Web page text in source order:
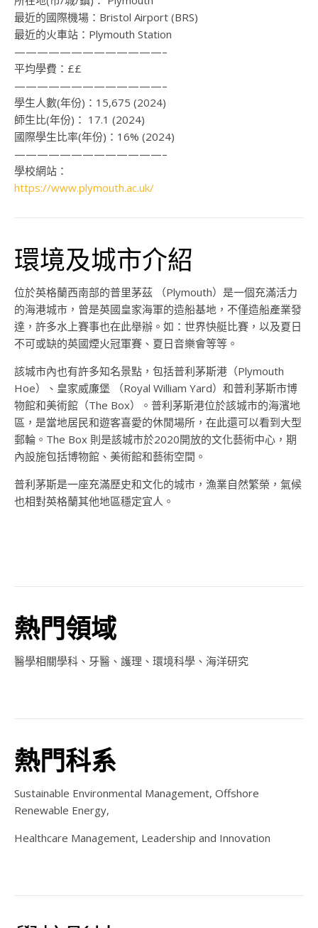
最近的國際機場： Bristol Airport (BRS)
最近的火車站： Plymouth Station
—————————————–
平均學費： ££
—————————————–
學生人數(年份)： 15,675 (2024)
師生比(年份)： 17.1 (2024)
國際學生比率(年份)： 16% (2024)
—————————————–
學校網站：
https://www.plymouth.ac.uk/
環境及城市介紹
位於英格蘭西南部的普里茅茲 （Plymouth）是一個充滿活力
的海港城市，曾是英國皇家海軍的造船基地，不僅造船產業發
達，許多水上賽事也在此舉辦。如：世界快艇比賽，以及夏日
不可或缺的英國煙火冠軍賽、夏日音樂會等等。
該城市內也有許多知名景點，包括普利茅斯港（Plymouth
Hoe）、皇家威廉堡 （Royal William Yard）和普利茅斯市博
物館和美術館（The Box）。普利茅斯港位於該城市的海濱地
區，是當地居民和遊客喜愛的休閒場所，在此還可以看到大型
郵輪。The Box 則是該城市於2020開放的文化藝術中心，期
內設施包括博物館、美術館和藝術空間。
普利茅斯是一座充滿歷史和文化的城市，漁業自然繁榮，氣候
也相對英格蘭其他地區穩定宜人。
熱門領域
醫學相關學科、牙醫、護理、環境科學、海洋研究
熱門科系
Sustainable Environmental Management, Offshore
Renewable Energy,
Healthcare Management, Leadership and Innovation